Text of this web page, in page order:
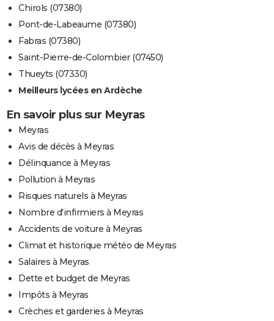
Chirols (07380)
Pont-de-Labeaume (07380)
Fabras (07380)
Saint-Pierre-de-Colombier (07450)
Thueyts (07330)
Meilleurs lycées en Ardèche
En savoir plus sur Meyras
Meyras
Avis de décès à Meyras
Délinquance à Meyras
Pollution à Meyras
Risques naturels à Meyras
Nombre d'infirmiers à Meyras
Accidents de voiture à Meyras
Climat et historique météo de Meyras
Salaires à Meyras
Dette et budget de Meyras
Impôts à Meyras
Crèches et garderies à Meyras